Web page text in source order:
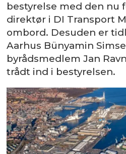
bestyrelse med den nu
direktør i DI Transport
ombord. Desuden er
Aarhus Bünyamin
byrådsmedlem Jan
trådt ind i bestyrelsen.